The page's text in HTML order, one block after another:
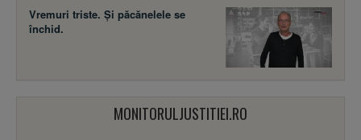
Vremuri triste. Şi păcănelele se
închid.
MONITORULJUSTITIEI.RO